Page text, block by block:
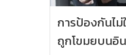
การป้องกันไ
ถูกโขมยบนอิ